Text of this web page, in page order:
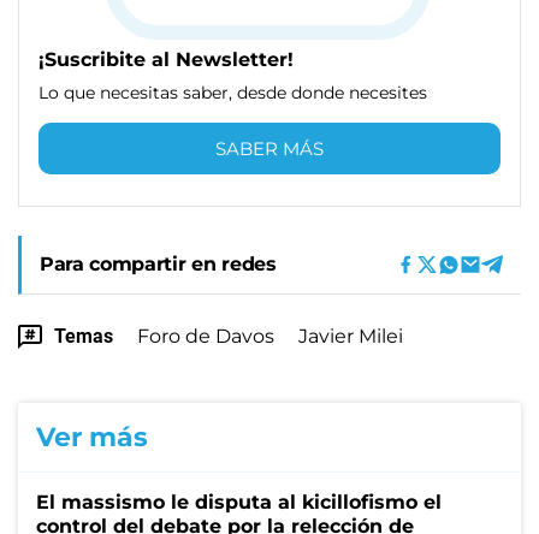
¡Suscribite al Newsletter!
Lo que necesitas saber, desde donde necesites
SABER MÁS
Para compartir en redes
Temas Foro de Davos Javier Milei
Ver más
El massismo le disputa al kicillofismo el
control del debate por la relección de